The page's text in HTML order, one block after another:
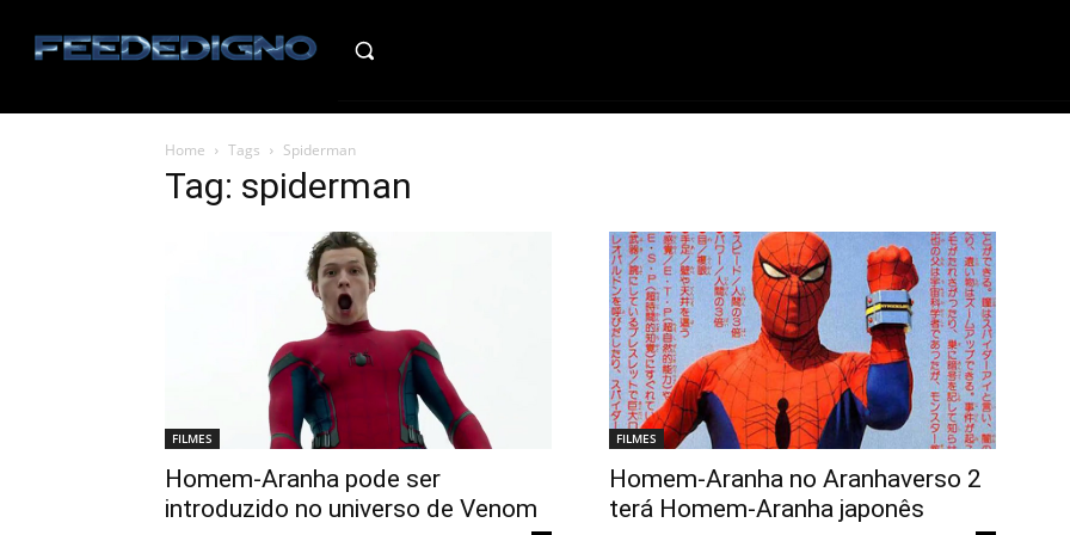
Home Tags Spiderman
Tag: spiderman
FILMES
Homem-Aranha pode ser
introduzido no universo de Venom
FILMES
Homem-Aranha no Aranhaverso 2
terá Homem-Aranha japonês